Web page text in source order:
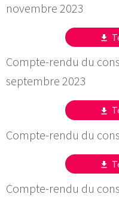
novembre 2023
get_app
Compte-rendu du
septembre 2023
get_app
Compte-rendu du
get_app
Compte-rendu du